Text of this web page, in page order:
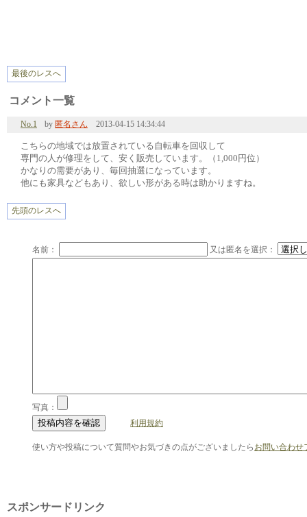
最後のレスへ
コメント一覧
No.1 by 匿名さん 2013-04-15 14:34:44
こちらの地域では放置されている自転車を回収して
専門の人が修理をして、安く販売しています。（1,000円位）
かなりの需要があり、毎回抽選になっています。
他にも家具などもあり、欲しい形がある時は助かりますね。
先頭のレスへ
名前： 又は匿名を選択：
写真：
利用規約
使い方や投稿について質問やお気づきの点がございましたら お問い合わせ
スポンサードリンク